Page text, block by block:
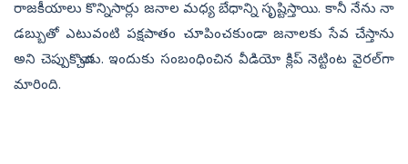
రాజకీయాలు కొన్నిసార్లు జనాల మధ్య బేధాన్ని సృష్టిస్తాయి. కానీ నేను నా
డబ్బుతో ఎటువంటి పక్షపాతం చూపించకుండా జనాలకు సేవ చేస్తాను
అని చెప్పుకొచ్చాడు. ఇందుకు సంబంధించిన వీడియో క్లిప్‌ నెట్టింట వైరల్‌గా
మారింది.